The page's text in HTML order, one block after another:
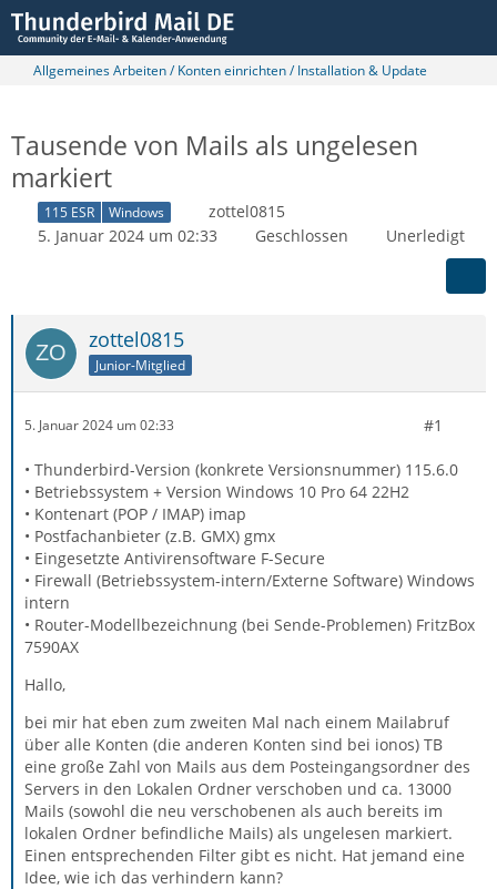
Allgemeines Arbeiten / Konten einrichten / Installation & Update
Tausende von Mails als ungelesen
markiert
115 ESR Windows
zottel0815
5. Januar 2024 um 02:33
Geschlossen Unerledigt
zottel0815
Junior-Mitglied
5. Januar 2024 um 02:33 #1
• Thunderbird-Version (konkrete Versionsnummer) 115.6.0
• Betriebssystem + Version Windows 10 Pro 64 22H2
• Kontenart (POP / IMAP) imap
• Postfachanbieter (z.B. GMX) gmx
• Eingesetzte Antivirensoftware F-Secure
• Firewall (Betriebssystem-intern/Externe Software) Windows
intern
• Router-Modellbezeichnung (bei Sende-Problemen) FritzBox
7590AX
Hallo,
bei mir hat eben zum zweiten Mal nach einem Mailabruf
über alle Konten (die anderen Konten sind bei ionos) TB
eine große Zahl von Mails aus dem Posteingangsordner des
Servers in den Lokalen Ordner verschoben und ca. 13000
Mails (sowohl die neu verschobenen als auch bereits im
lokalen Ordner befindliche Mails) als ungelesen markiert.
Einen entsprechenden Filter gibt es nicht. Hat jemand eine
Idee, wie ich das verhindern kann?